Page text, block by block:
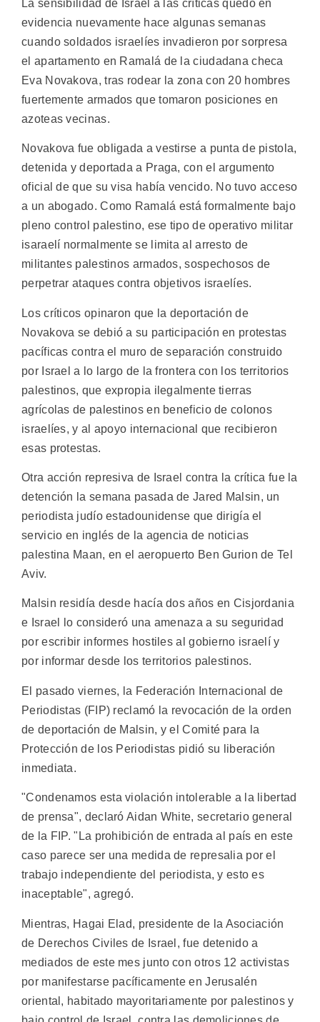
La sensibilidad de Israel a las críticas quedó en
evidencia nuevamente hace algunas semanas
cuando soldados israelíes invadieron por sorpresa
el apartamento en Ramalá de la ciudadana checa
Eva Novakova, tras rodear la zona con 20 hombres
fuertemente armados que tomaron posiciones en
azoteas vecinas.
Novakova fue obligada a vestirse a punta de pistola,
detenida y deportada a Praga, con el argumento
oficial de que su visa había vencido. No tuvo acceso
a un abogado. Como Ramalá está formalmente bajo
pleno control palestino, ese tipo de operativo militar
isaraelí normalmente se limita al arresto de
militantes palestinos armados, sospechosos de
perpetrar ataques contra objetivos israelíes.
Los críticos opinaron que la deportación de
Novakova se debió a su participación en protestas
pacíficas contra el muro de separación construido
por Israel a lo largo de la frontera con los territorios
palestinos, que expropia ilegalmente tierras
agrícolas de palestinos en beneficio de colonos
israelíes, y al apoyo internacional que recibieron
esas protestas.
Otra acción represiva de Israel contra la crítica fue la
detención la semana pasada de Jared Malsin, un
periodista judío estadounidense que dirigía el
servicio en inglés de la agencia de noticias
palestina Maan, en el aeropuerto Ben Gurion de Tel
Aviv.
Malsin residía desde hacía dos años en Cisjordania
e Israel lo consideró una amenaza a su seguridad
por escribir informes hostiles al gobierno israelí y
por informar desde los territorios palestinos.
El pasado viernes, la Federación Internacional de
Periodistas (FIP) reclamó la revocación de la orden
de deportación de Malsin, y el Comité para la
Protección de los Periodistas pidió su liberación
inmediata.
"Condenamos esta violación intolerable a la libertad
de prensa", declaró Aidan White, secretario general
de la FIP. "La prohibición de entrada al país en este
caso parece ser una medida de represalia por el
trabajo independiente del periodista, y esto es
inaceptable", agregó.
Mientras, Hagai Elad, presidente de la Asociación
de Derechos Civiles de Israel, fue detenido a
mediados de este mes junto con otros 12 activistas
por manifestarse pacíficamente en Jerusalén
oriental, habitado mayoritariamente por palestinos y